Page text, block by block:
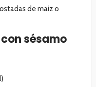
de maíz o
sésamo